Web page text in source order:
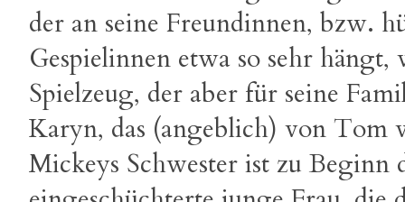
der an seine Freundinnen, bzw.
Gespielinnen etwa so sehr
Spielzeug, der aber für seine
Karyn, das (angeblich) von Tom
Mickeys Schwester ist zu Beginn